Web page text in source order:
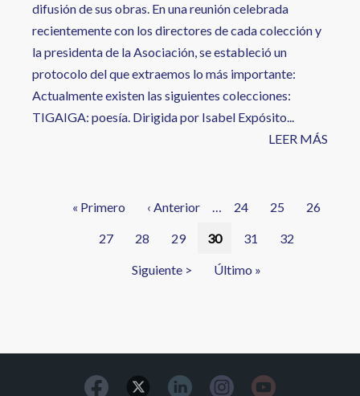
difusión de sus obras. En una reunión celebrada
recientemente con los directores de cada colección y
la presidenta de la Asociación, se estableció un
protocolo del que extraemos lo más importante:
Actualmente existen las siguientes colecciones:
TIGAIGA: poesía. Dirigida por Isabel Expósito...
LEER MÁS
Primera
« Primero
Página
‹ Anterior … Página
24 Página
25 Página
26
Página
27 Página
28 Página
29
Página
actual
30 Página
31 Página
32
Siguiente
Siguiente >
Última
Último »